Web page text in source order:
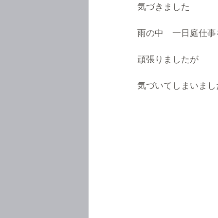
気づきました
雨の中　一日庭仕事
頑張りましたが
気づいてしまいま